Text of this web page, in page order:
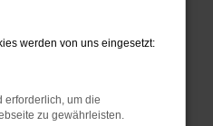
aufgetreten.
die dir helfen können:
und deine
zum Beispiel
werden von uns eingesetzt:
erforderlich, um die
zu gewährleisten.